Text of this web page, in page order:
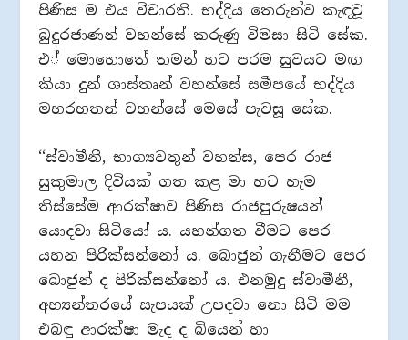
පිණිස ම එය විචාරති. භද්දිය තෙරුන්ව කැඳවූ
බුදුරජාණන් වහන්සේ කරුණු විමසා සිටි සේක.
එ් මොහොතේ තමන් හට පරම සුවයට මඟ
කියා දුන් ශාස්තෘන් වහන්සේ සමීපයේ භද්දිය
මහරහතන් වහන්සේ මෙසේ පැවසූ සේක.
‘‘ස්වාමීනී, භාග්‍යවතුන් වහන්ස, පෙර රාජ
සුකුමාල දිවියක් ගත කළ මා හට හැම
තිස්සේම ආරක්ෂාව පිණිස රාජපුරුෂයන්
යොදවා සිටියෝ ය. යහන්ගත වීමට පෙර
යහන පිරික්සන්නෝ ය. බොජුන් ගැනීමට පෙර
බොජුන් ද පිරික්සන්නෝ ය. එනමුදු ස්වාමීනී,
අභ්‍යන්තරයේ සැපයක් උපදවා නො සිටි මම
එබඳු ආරක්ෂා මැද ද බියෙන් හා